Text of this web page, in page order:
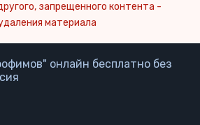
запрещенного контента -
материала
онлайн бесплатно без